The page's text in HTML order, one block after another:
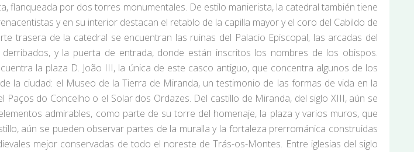
flanqueada por dos torres monumentales. De estilo manierista, la catedral también tiene
y en su interior destacan el retablo de la capilla mayor y el coro del Cabildo de
trasera de la catedral se encuentran las ruinas del Palacio Episcopal, las arcadas del
y la puerta de entrada, donde están inscritos los nombres de los obispos.
la plaza D. João III, la única de este casco antiguo, que concentra algunos de los
la ciudad: el Museo de la Tierra de Miranda, un testimonio de las formas de vida en la
Paços do Concelho o el Solar dos Ordazes. Del castillo de Miranda, del siglo XIII, aún se
admirables, como parte de su torre del homenaje, la plaza y varios muros, que
aún se pueden observar partes de la muralla y la fortaleza prerrománica construidas
mejor conservadas de todo el noreste de Trás-os-Montes. Entre iglesias del siglo